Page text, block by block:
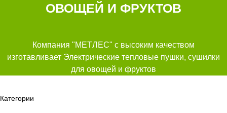
ОВОЩЕЙ И ФРУКТОВ
Компания "МЕТЛЕС" с высоким качеством
изготавливает Электрические тепловые пушки, сушилки
для овощей и фруктов
Категории